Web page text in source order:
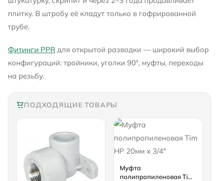
плитку. В штробу её кладут только в гофрированной
трубе.
Фитинги PPR для открытой разводки — широкий выбор
конфигураций: тройники, уголки 90°, муфты, переходы
на резьбу.
ПОДХОДЯЩИЕ ТОВАРЫ
Муфта
полипропиленовая Tim